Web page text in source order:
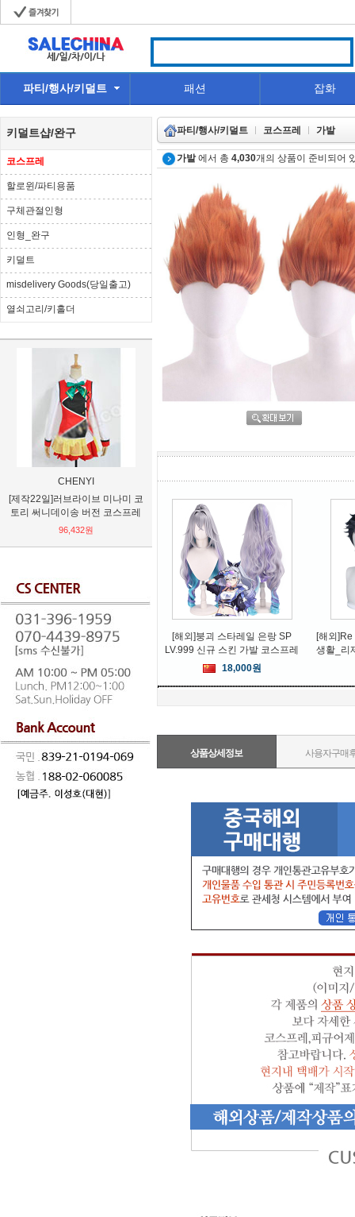
파티/행사/키덜트 패션 잡화
키덜트샵/완구
코스프레
할로윈/파티용품
구체관절인형
인형_완구
키덜트
misdelivery Goods(당일출고)
열쇠고리/키홀더
일]러브라이브 미나미 코
니데이송 버전 코스프레
GAO
원피스 로우 배색 순면 반팔티셔
츠[M-4XL] 4종택1
21,120원
盛西
독일 텔레푼켄
EF11/EF12 전압
진공관
97,848
파티/행사/키덜트 코스프레 가발
가발에서 총 4,030개의 상품이 준비되어
[해외]붕괴 스타레일 은랑 SP
LV.999 신규 스킨 가발 코스프레
18,000원
[해외
생활_리
상품상세정보 사용자구매